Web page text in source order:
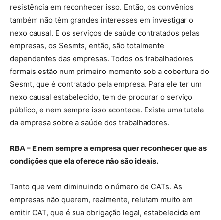
resistência em reconhecer isso. Então, os convênios
também não têm grandes interesses em investigar o
nexo causal. E os serviços de saúde contratados pelas
empresas, os Sesmts, então, são totalmente
dependentes das empresas. Todos os trabalhadores
formais estão num primeiro momento sob a cobertura do
Sesmt, que é contratado pela empresa. Para ele ter um
nexo causal estabelecido, tem de procurar o serviço
público, e nem sempre isso acontece. Existe uma tutela
da empresa sobre a saúde dos trabalhadores.
RBA – E nem sempre a empresa quer reconhecer que as
condições que ela oferece não são ideais.
Tanto que vem diminuindo o número de CATs. As
empresas não querem, realmente, relutam muito em
emitir CAT, que é sua obrigação legal, estabelecida em